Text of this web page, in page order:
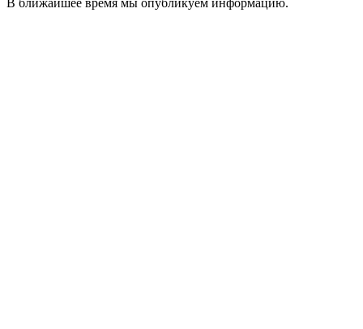
В ближайшее время мы опубликуем информацию.